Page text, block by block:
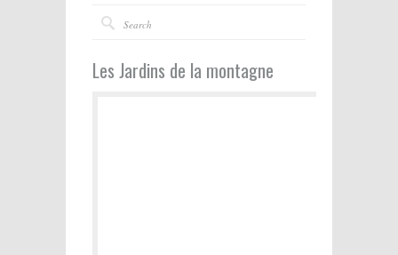
Les Jardins de la montagne